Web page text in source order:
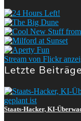
Stream von Flickr
Letzte Beiträge
Staats-Hacker, KI-